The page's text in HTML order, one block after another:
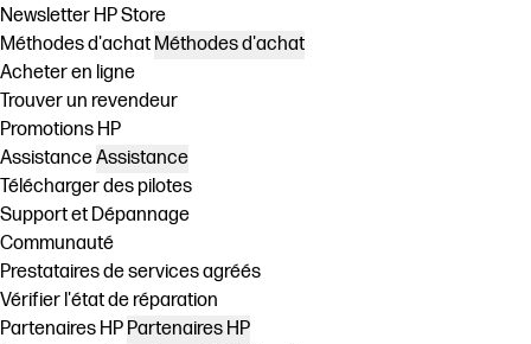
Newsletter HP Store
Méthodes d'achat Méthodes d'achat
Acheter en ligne
Trouver un revendeur
Promotions HP
AssistanceAssistance
Télécharger des pilotes
Support et Dépannage
Communauté
Prestataires de services agréés
Vérifier l'état de réparation
Partenaires HP Partenaires HP